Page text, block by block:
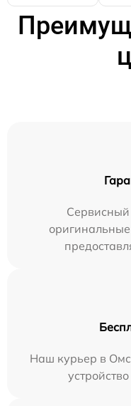
Сервисный
оригинальные
Наш курьер в